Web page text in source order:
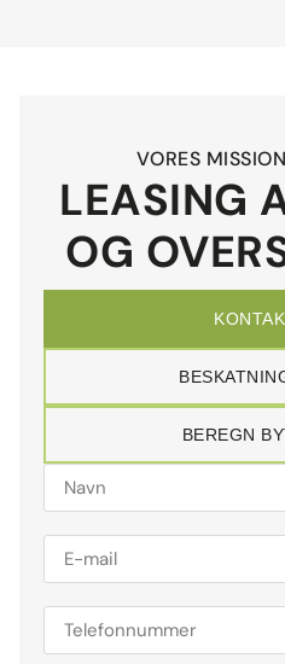
VORES
LEASING
OG
BEREGN